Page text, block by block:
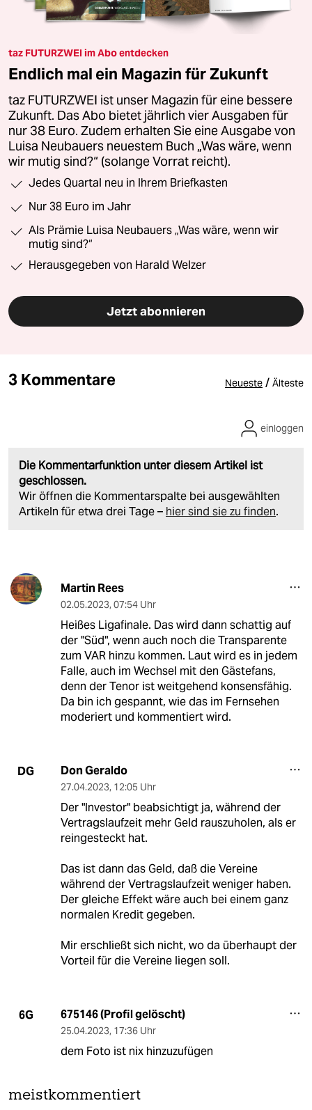
taz FUTURZWEI im Abo entdecken
Endlich mal ein Magazin für Zukunft
taz FUTURZWEI ist unser Magazin für eine bessere
Zukunft. Das Abo bietet jährlich vier Ausgaben für
nur 38 Euro. Zudem erhalten Sie eine Ausgabe von
Luisa Neubauers neuestem Buch „Was wäre, wenn
wir mutig sind?“ (solange Vorrat reicht).
Jedes Quartal neu in Ihrem Briefkasten
Nur 38 Euro im Jahr
Als Prämie Luisa Neubauers „Was wäre, wenn wir
mutig sind?“
Herausgegeben von Harald Welzer
Jetzt abonnieren
3 Kommentare Neueste / Älteste
Die Kommentarfunktion unter diesem Artikel ist
geschlossen.
Wir öffnen die Kommentarspalte bei ausgewählten
Artikeln für etwa drei Tage – hier sind sie zu finden.
einloggen
Martin Rees
02.05.2023, 07:54 Uhr
Heißes Ligafinale. Das wird dann schattig auf
der "Süd", wenn auch noch die Transparente
zum VAR hinzu kommen. Laut wird es in jedem
Falle, auch im Wechsel mit den Gästefans,
denn der Tenor ist weitgehend konsensfähig.
Da bin ich gespannt, wie das im Fernsehen
moderiert und kommentiert wird.
DG Don Geraldo
27.04.2023, 12:05 Uhr
Der "Investor" beabsichtigt ja, während der
Vertragslaufzeit mehr Geld rauszuholen, als er
reingesteckt hat.
Das ist dann das Geld, daß die Vereine
während der Vertragslaufzeit weniger haben.
Der gleiche Effekt wäre auch bei einem ganz
normalen Kredit gegeben.
Mir erschließt sich nicht, wo da überhaupt der
Vorteil für die Vereine liegen soll.
6G 675146 (Profil gelöscht)
25.04.2023, 17:36 Uhr
dem Foto ist nix hinzuzufügen
meistkommentiert